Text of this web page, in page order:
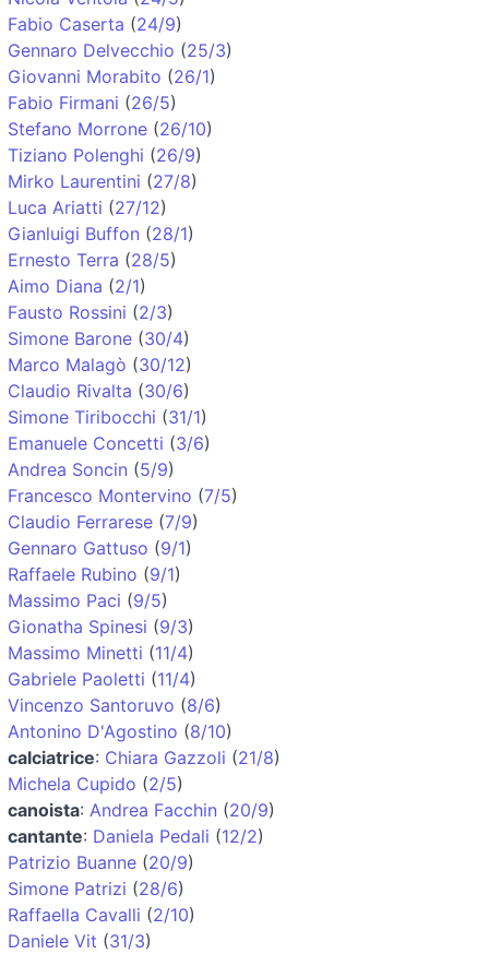
Fabio Caserta (24/9)
Gennaro Delvecchio (25/3)
Giovanni Morabito (26/1)
Fabio Firmani (26/5)
Stefano Morrone (26/10)
Tiziano Polenghi (26/9)
Mirko Laurentini (27/8)
Luca Ariatti (27/12)
Gianluigi Buffon (28/1)
Ernesto Terra (28/5)
Aimo Diana (2/1)
Fausto Rossini (2/3)
Simone Barone (30/4)
Marco Malagò (30/12)
Claudio Rivalta (30/6)
Simone Tiribocchi (31/1)
Emanuele Concetti (3/6)
Andrea Soncin (5/9)
Francesco Montervino (7/5)
Claudio Ferrarese (7/9)
Gennaro Gattuso (9/1)
Raffaele Rubino (9/1)
Massimo Paci (9/5)
Gionatha Spinesi (9/3)
Massimo Minetti (11/4)
Gabriele Paoletti (11/4)
Vincenzo Santoruvo (8/6)
Antonino D'Agostino (8/10)
calciatrice: Chiara Gazzoli (21/8)
Michela Cupido (2/5)
canoista: Andrea Facchin (20/9)
cantante: Daniela Pedali (12/2)
Patrizio Buanne (20/9)
Simone Patrizi (28/6)
Raffaella Cavalli (2/10)
Daniele Vit (31/3)